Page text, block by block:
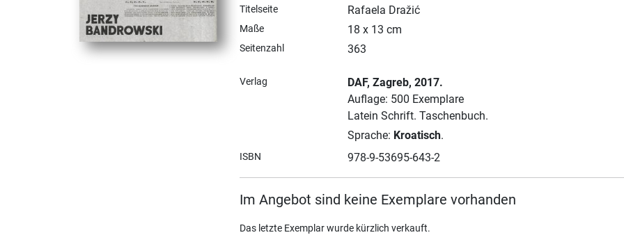
Titelseite Rafaela Dražić
Maße 18 x 13 cm
Seitenzahl 363
Verlag DAF, Zagreb, 2017.
Auflage: 500 Exemplare
Latein Schrift. Taschenbuch.
Sprache: Kroatisch.
ISBN 978-9-53695-643-2
Im Angebot sind keine Exemplare vorhanden
Das letzte Exemplar wurde kürzlich verkauft.